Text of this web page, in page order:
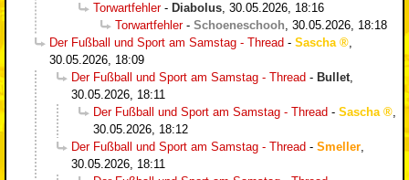
Torwartfehler- Diabolus, 30.05.2026, 18:16
Torwartfehler- Schoeneschooh, 30.05.2026, 18:18
Der Fußball und Sport am Samstag - Thread - Sascha
,
30.05.2026, 18:09
Der Fußball und Sport am Samstag - Thread - Bullet,
30.05.2026, 18:11
Der Fußball und Sport am Samstag - Thread - Sascha
,
30.05.2026, 18:12
Der Fußball und Sport am Samstag - Thread - Smeller,
30.05.2026, 18:11